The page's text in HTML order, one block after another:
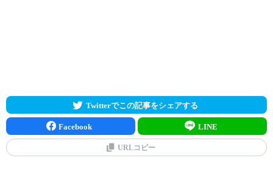
Twitterでこの記事をシェアする
Facebook LINE
URLコピー